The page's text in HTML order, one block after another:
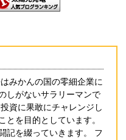
みかんの国の零細企業に
しがないサラリーマンで
資に果敢にチャレンジし
とを目的としています。
記を綴っていきます。 フ